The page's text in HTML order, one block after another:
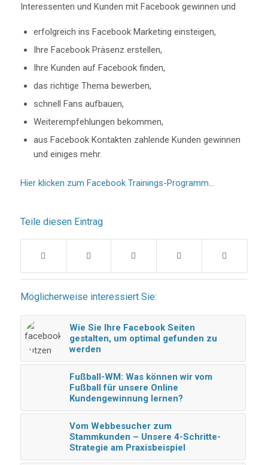
Interessenten und Kunden mit Facebook gewinnen und
erfolgreich ins Facebook Marketing einsteigen,
Ihre Facebook Präsenz erstellen,
Ihre Kunden auf Facebook finden,
das richtige Thema bewerben,
schnell Fans aufbauen,
Weiterempfehlungen bekommen,
aus Facebook Kontakten zahlende Kunden gewinnen
und einiges mehr.
Hier klicken zum Facebook Trainings-Programm…
Teile diesen Eintrag
Möglicherweise interessiert Sie:
Wie Sie Ihre Facebook Seiten
gestalten, um optimal gefunden zu
werden
Fußball-WM: Was können wir vom
Fußball für unsere Online
Kundengewinnung lernen?
Vom Webbesucher zum
Stammkunden – Unsere 4-Schritte-
Strategie am Praxisbeispiel